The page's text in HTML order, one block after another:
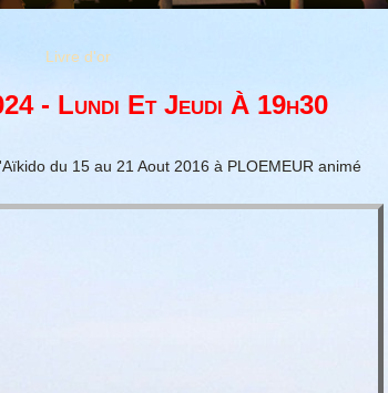
Livre d'or
- Lundi Et Jeudi À 19h30
du 15 au 21 Aout 2016 à PLOEMEUR animé